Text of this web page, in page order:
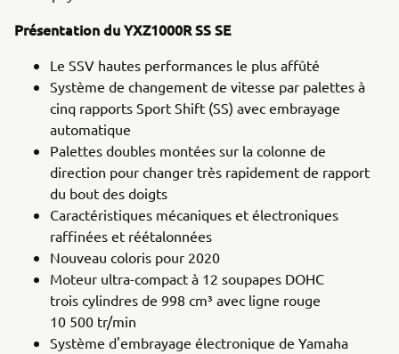
Présentation du YXZ1000R SS SE
Le SSV hautes performances le plus affûté
Système de changement de vitesse par palettes à
cinq rapports Sport Shift (SS) avec embrayage
automatique
Palettes doubles montées sur la colonne de
direction pour changer très rapidement de rapport
du bout des doigts
Caractéristiques mécaniques et électroniques
raffinées et réétalonnées
Nouveau coloris pour 2020
Moteur ultra-compact à 12 soupapes DOHC
trois cylindres de 998 cm³ avec ligne rouge
10 500 tr/min
Système d'embrayage électronique de Yamaha